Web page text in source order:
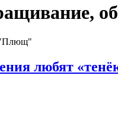
"Плющ"
любят